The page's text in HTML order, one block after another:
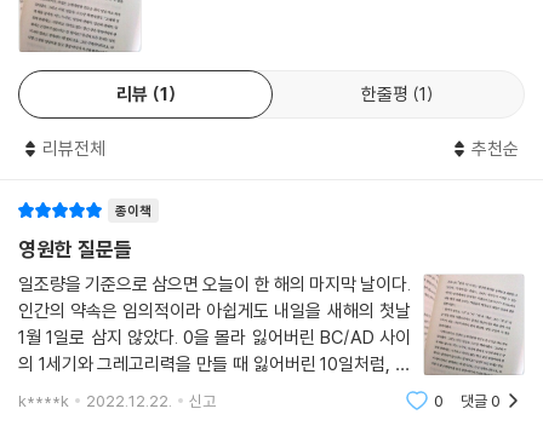
트가 나타난다. 그리고 자유의지 사용법을 잊어버린 사람들을 마법 같은
주문으로 깨워낸다. “당신은 아팠지만, 이제는 다시 괜찮아졌습니다. 그리
고 할일이 있습니다.”
내게는 모든 게 똑같습니다.”
『타임퀘이크』에서 보니것은 자전적 경향에 크게 의존한다. 20세기 말 영
미소설의 서사는 존 바스가 말한 ‘소진의 문학’을 경험하게 되고, 그에 따라
자전적·주관적 요소의 (재)활용이 두드러진다. 이것 또한 장르의 혼동, 경
계의 와해, 주관과 객관의 어우러짐이라는 포스트모더니즘 문화 현상의 결
과이기도 하다. ‘객관적’ 역사·철학마저 일종의 허구·문학적 글쓰기에 불과
했다는 인식이 두드러지면서 주관과 객관, 허구와 사실, 문학과 역사·철학,
기억과 기록 등이 뒤섞이게 되고, 소중한 개인의 ‘기억의 장소’들이 더욱 중
리뷰 1 한줄평 1
리뷰전체 추천순
종이책
영원한 질문들
일조량을 기준으로 삼으면 오늘이 한 해의 마지막 날이다.
인간의 약속은 임의적이라 아쉽게도 내일을 새해의 첫날
1월 1일로 삼지 않았다. 0을 몰라 잃어버린 BC/AD 사이
의 1세기와 그레고리력을 만들 때 잃어버린 10일처럼, 거
대한 권위로 인류 전체의 시간을 수정을 할 기회는 다시
k****k 2022.12.22. 신고 0 댓글0